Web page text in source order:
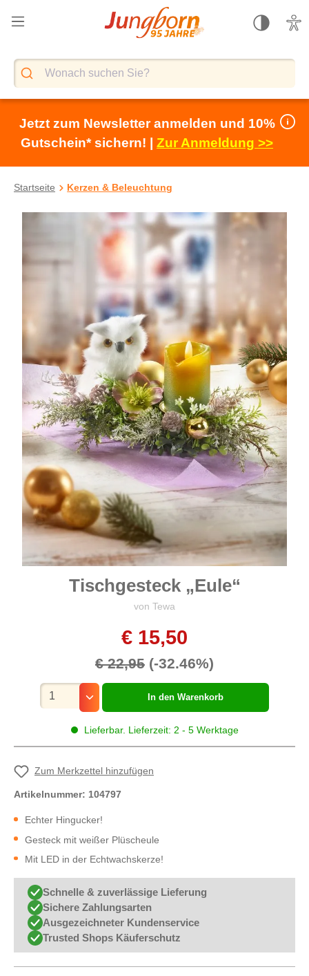
springen
Jetzt zum Newsletter anmelden und 10%
Gutschein* sichern! | Zur Anmeldung >>
Startseite Kerzen & Beleuchtung
Bildergalerie überspringen
Tischgesteck „Eule“
von Tewa
€ 15,50
€ 22,95 (-32.46%)
Lieferbar. Lieferzeit: 2 - 5 Werktage
Mengenauswahl
In den Warenkorb
Zum Merkzettel hinzufügen
Artikelnummer: 104797
Echter Hingucker!
Gesteck mit weißer Plüscheule
Mit LED in der Echtwachskerze!
Schnelle & zuverlässige Lieferung
Sichere Zahlungsarten
Ausgezeichneter Kundenservice
Trusted Shops Käuferschutz